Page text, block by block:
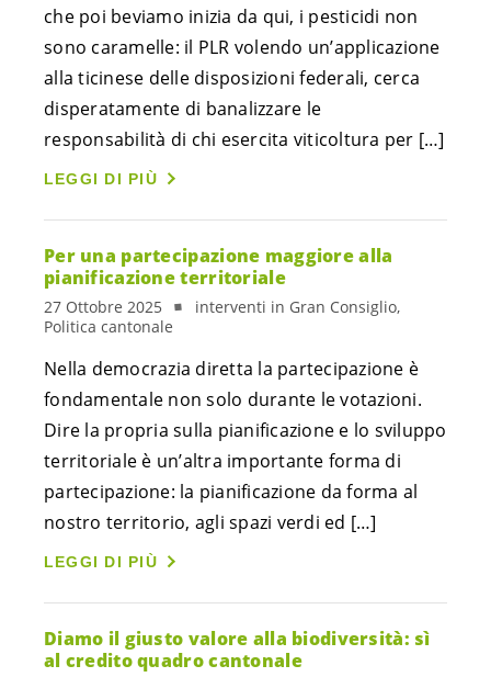
che poi beviamo inizia da qui, i pesticidi non
sono caramelle: il PLR volendo un’applicazione
alla ticinese delle disposizioni federali, cerca
disperatamente di banalizzare le
responsabilità di chi esercita viticoltura per […]
LEGGI DI PIÙ
Per una partecipazione maggiore alla
pianificazione territoriale
27 Ottobre 2025
interventi in Gran Consiglio,
Politica cantonale
Nella democrazia diretta la partecipazione è
fondamentale non solo durante le votazioni.
Dire la propria sulla pianificazione e lo sviluppo
territoriale è un’altra importante forma di
partecipazione: la pianificazione da forma al
nostro territorio, agli spazi verdi ed […]
LEGGI DI PIÙ
Diamo il giusto valore alla biodiversità: sì
al credito quadro cantonale